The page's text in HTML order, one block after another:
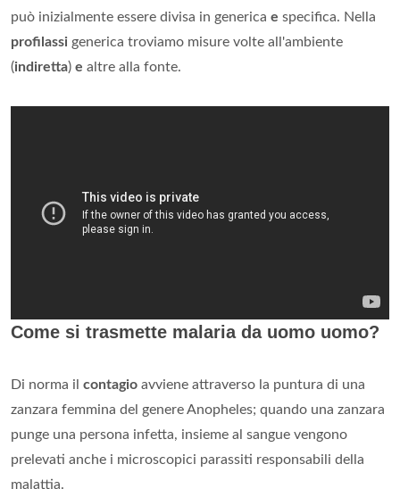
può inizialmente essere divisa in generica e specifica. Nella
profilassi generica troviamo misure volte all'ambiente
(indiretta) e altre alla fonte.
Come si trasmette malaria da uomo uomo?
Di norma il contagio avviene attraverso la puntura di una
zanzara femmina del genere Anopheles; quando una zanzara
punge una persona infetta, insieme al sangue vengono
prelevati anche i microscopici parassiti responsabili della
malattia.